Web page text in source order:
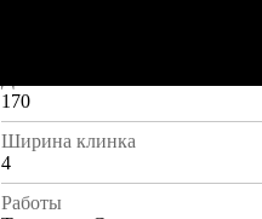
170
Ширина клинка
4
Работы